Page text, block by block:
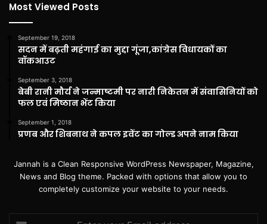
Most Viewed Posts
September 19, 2018
सदन में बढ़ती महंगाई का मुद्दा गूंजा,कांग्रेस विधायकों का
वॉकआउट
September 3, 2018
बेबी रानी मौर्य ने जन्माष्टमी पर नारी निकेतन में संवासिनियों को
फल एवं मिष्ठान भेंट किया
September 1, 2018
प्रणब और शिबनाथ ने कपल इवेंट का गोल्ड अपने नाम किया
Jannah is a Clean Responsive WordPress Newspaper, Magazine,
News and Blog theme. Packed with options that allow you to
completely customize your website to your needs.